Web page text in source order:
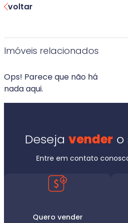
voltar
Imóveis relacionados
Ops! Parece que não há
nada aqui.
Deseja vender o
Entre em contato
Quero vender